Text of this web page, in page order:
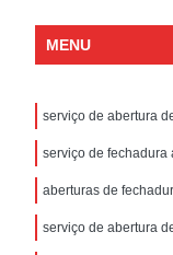
MENU
serviço de abertura
serviço de fechadura
aberturas de
serviço de abertura